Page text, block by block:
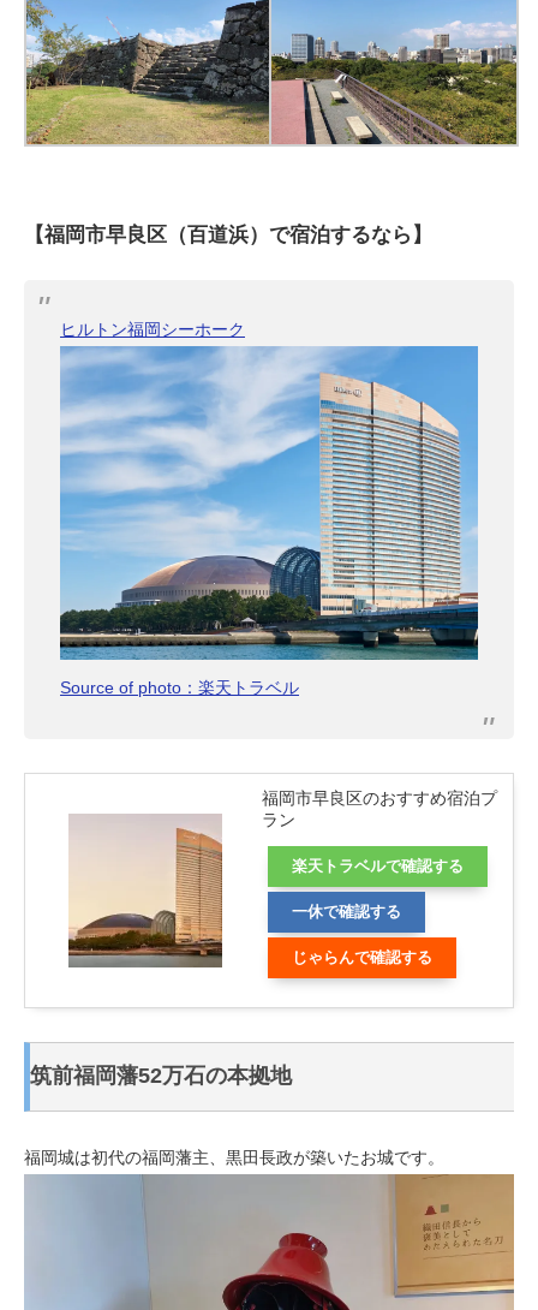
【福岡市早良区（百道浜）で宿泊するなら】
ヒルトン福岡シーホーク
Source of photo：楽天トラベル
福岡市早良区のおすすめ宿泊プ
ラン
楽天トラベルで確認する
一休で確認する
じゃらんで確認する
筑前福岡藩52万石の本拠地
福岡城は初代の福岡藩主、黒田長政が築いたお城です。